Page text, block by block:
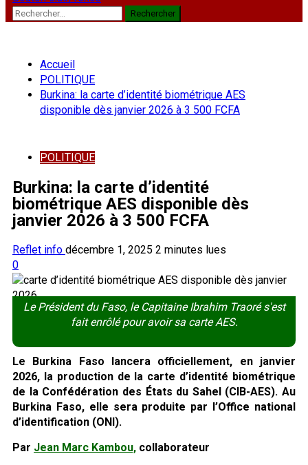
Rechercher :
Accueil
POLITIQUE
Burkina: la carte d’identité biométrique AES
disponible dès janvier 2026 à 3 500 FCFA
POLITIQUE
Burkina: la carte d’identité
biométrique AES disponible dès
janvier 2026 à 3 500 FCFA
Reflet info décembre 1, 2025 2 minutes lues
0
Le Président du Faso, le Capitaine Ibrahim Traoré s'est
fait enrôlé pour avoir sa carte AES.
Le Burkina Faso lancera officiellement, en janvier
2026, la production de la carte d’identité biométrique
de la Confédération des États du Sahel (CIB-AES). Au
Burkina Faso, elle sera produite par l’Office national
d’identification (ONI).
Par Jean Marc Kambou, collaborateur